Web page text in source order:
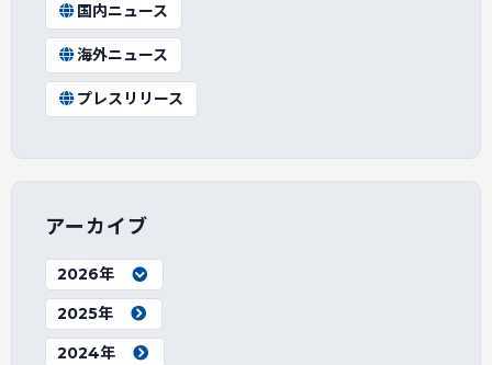
国内ニュース
海外ニュース
プレスリリース
アーカイブ
2026年
2025年
2024年